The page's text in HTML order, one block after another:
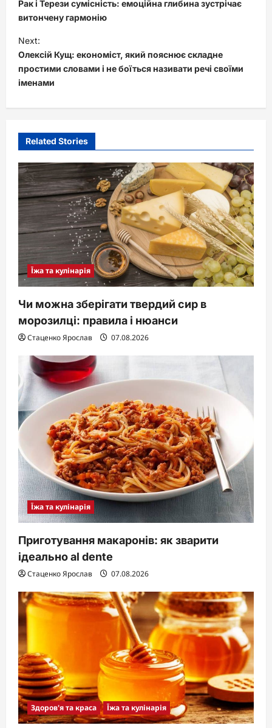
s
t
n
a
g
a
t
i
o
n
Рак і Терези сумісність: емоційна глибина зустрічає
витончену гармонію
Next:
Олексій Кущ: економіст, який пояснює складне
простими словами і не боїться називати речі своїми
іменами
Related Stories
Їжа та кулінарія
Чи можна зберігати твердий сир в
морозилці: правила і нюанси
Стаценко Ярослав 07.08.2026
Їжа та кулінарія
Приготування макаронів: як зварити
ідеально al dente
Стаценко Ярослав 07.08.2026
Здоров'я та краса Їжа та кулінарія